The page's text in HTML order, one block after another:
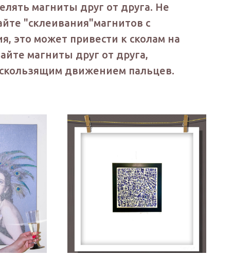
магниты друг от друга. Не
"склеивания"магнитов с
это может привести к сколам на
магниты друг от друга,
движением пальцев.